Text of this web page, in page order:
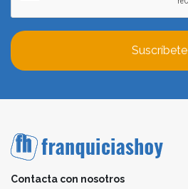
Suscríbete
Contacta con nosotros